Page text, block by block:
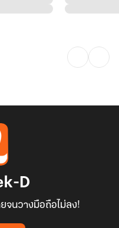
D
จนวางมือถือไม่ลง!